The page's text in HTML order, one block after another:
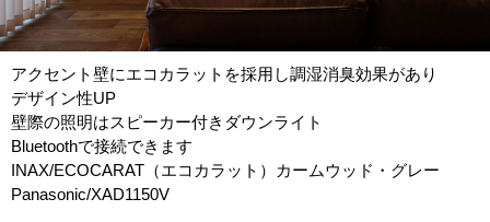
アクセント壁にエコカラットを採用し調湿消臭効果があり
デザイン性UP
壁際の照明はスピーカー付きダウンライト
Bluetoothで接続できます
INAX/ECOCARAT（エコカラット）カームウッド・グレー
Panasonic/XAD1150V